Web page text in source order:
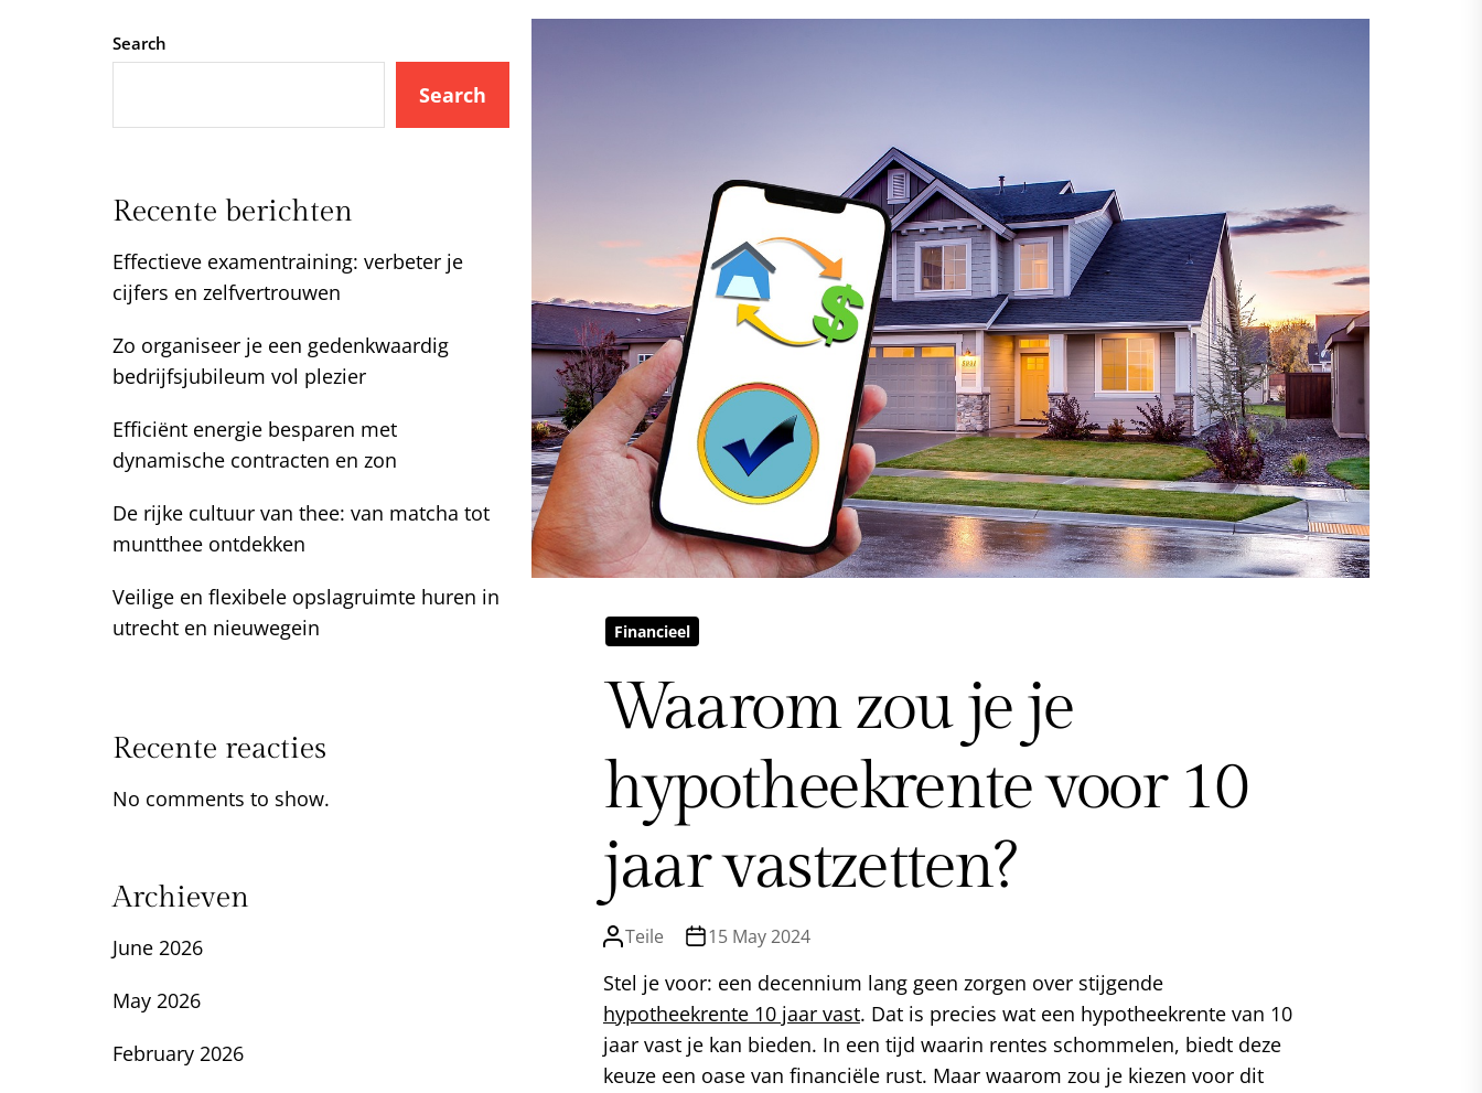
Financieel
Waarom zou je je
hypotheekrente voor 10
jaar vastzetten?
Teile 15 May 2024
Stel je voor: een decennium lang geen zorgen over stijgende
hypotheekrente 10 jaar vast. Dat is precies wat een hypotheekrente van 10
jaar vast je kan bieden. In een tijd waarin rentes schommelen, biedt deze
keuze een oase van financiële rust. Maar waarom zou je kiezen voor dit
Search
Search
Recente berichten
Effectieve examentraining: verbeter je
cijfers en zelfvertrouwen
Zo organiseer je een gedenkwaardig
bedrijfsjubileum vol plezier
Efficiënt energie besparen met
dynamische contracten en zon
De rijke cultuur van thee: van matcha tot
muntthee ontdekken
Veilige en flexibele opslagruimte huren in
utrecht en nieuwegein
Recente reacties
No comments to show.
Archieven
June 2026
May 2026
February 2026